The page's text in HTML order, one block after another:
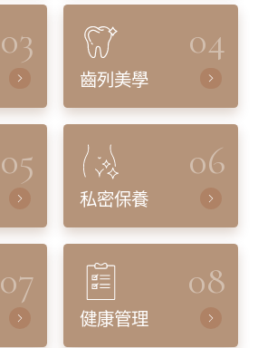
03 04
齒列美學
05 06
私密保養
07 08
健康管理